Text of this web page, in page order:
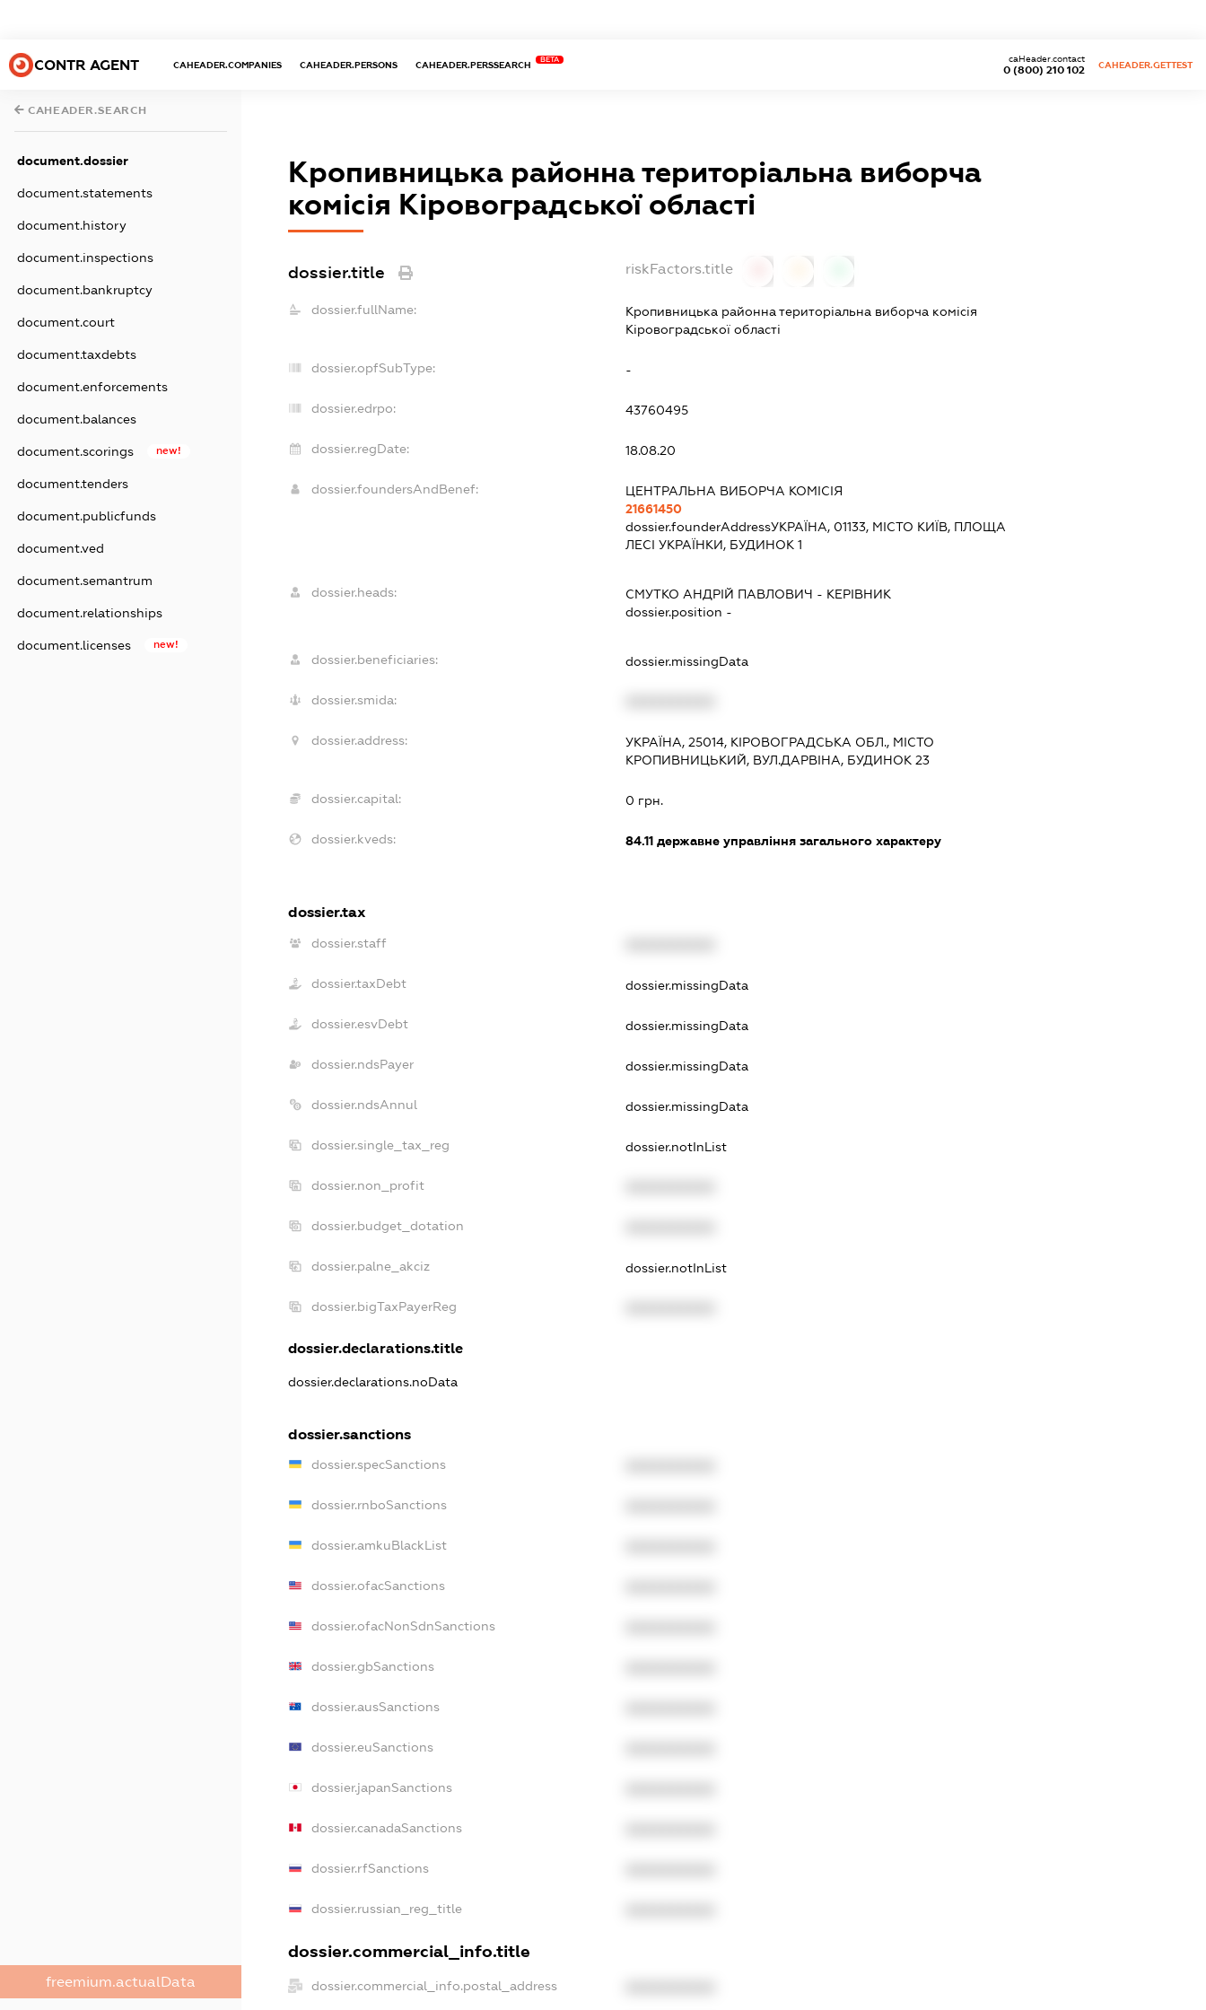
CONTR AGENT CAHEADER.COMPANIES CAHEADER.PERSONS CAHEADER.PERSSEARCH
BETA
0 (800) 210 102
caHeader.contact
CAHEADER.GETTEST
CAHEADER.SEARCH
document.dossier
document.statements
document.history
document.inspections
document.bankruptcy
document.court
document.taxdebts
document.enforcements
document.balances
document.scorings new!
document.tenders
document.publicfunds
document.ved
document.semantrum
document.relationships
document.licenses new!
freemium.actualData
Кропивницька районна територіальна виборча
комісія Кіровоградської області
dossier.title riskFactors.title
dossier.fullName:
Кропивницька районна територіальна виборча комісія
Кіровоградської області
dossier.opfSubType: -
dossier.edrpo: 43760495
dossier.regDate: 18.08.20
dossier.foundersAndBenef:
ЦЕНТРАЛЬНА ВИБОРЧА КОМІСІЯ
21661450
dossier.founderAddressУКРАЇНА, 01133, МІСТО КИЇВ, ПЛОЩА
ЛЕСІ УКРАЇНКИ, БУДИНОК 1
dossier.heads: СМУТКО АНДРІЙ ПАВЛОВИЧ - КЕРІВНИК
dossier.position -
dossier.beneficiaries: dossier.missingData
dossier.smida:
dossier.address:
УКРАЇНА, 25014, КІРОВОГРАДСЬКА ОБЛ., МІСТО
КРОПИВНИЦЬКИЙ, ВУЛ.ДАРВІНА, БУДИНОК 23
dossier.capital: 0 грн.
dossier.kveds: 84.11 державне управління загального характеру
dossier.tax
dossier.staff
dossier.taxDebt dossier.missingData
dossier.esvDebt dossier.missingData
dossier.ndsPayer dossier.missingData
dossier.ndsAnnul dossier.missingData
dossier.single_tax_reg dossier.notInList
dossier.non_profit
dossier.budget_dotation
dossier.palne_akciz dossier.notInList
dossier.bigTaxPayerReg
dossier.declarations.title
dossier.declarations.noData
dossier.sanctions
dossier.specSanctions
dossier.rnboSanctions
dossier.amkuBlackList
dossier.ofacSanctions
dossier.ofacNonSdnSanctions
dossier.gbSanctions
dossier.ausSanctions
dossier.euSanctions
dossier.japanSanctions
dossier.canadaSanctions
dossier.rfSanctions
dossier.russian_reg_title
dossier.commercial_info.title
dossier.commercial_info.postal_address